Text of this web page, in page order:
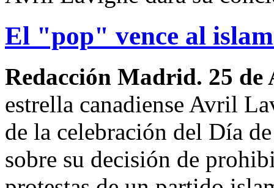
El "pop" vence al
Redacción Madrid. 25 de
estrella canadiense Avril
de la celebración del Día
sobre su decisión de